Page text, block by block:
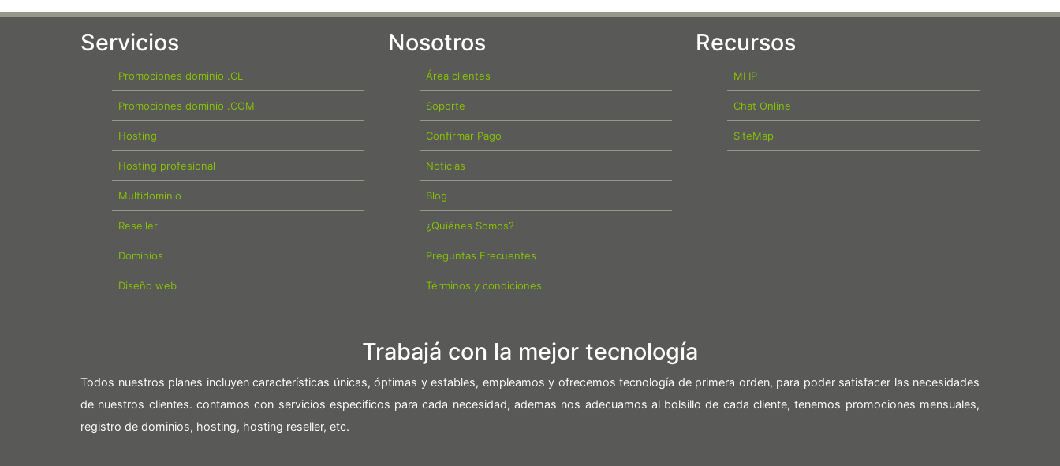
Servicios
Promociones dominio .CL
Promociones dominio .COM
Hosting
Hosting profesional
Multidominio
Reseller
Dominios
Diseño web
Nosotros
Área clientes
Soporte
Confirmar Pago
Noticias
Blog
¿Quiénes Somos?
Preguntas Frecuentes
Términos y condiciones
Recursos
MI IP
Chat Online
SiteMap
Trabajá con la mejor tecnología
Todos nuestros planes incluyen características únicas, óptimas y estables, empleamos y ofrecemos tecnología de primera orden, para poder satisfacer las necesidades
de nuestros clientes. contamos con servicios especificos para cada necesidad, ademas nos adecuamos al bolsillo de cada cliente, tenemos promociones mensuales,
registro de dominios, hosting, hosting reseller, etc.